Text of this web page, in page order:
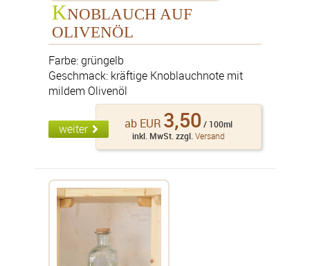
KNOBLAUCH AUF
OLIVENÖL
Farbe: grüngelb
Geschmack: kräftige Knoblauchnote mit
mildem Olivenöl
ab EUR 3,50 / 100ml
inkl. MwSt. zzgl. Versand
weiter